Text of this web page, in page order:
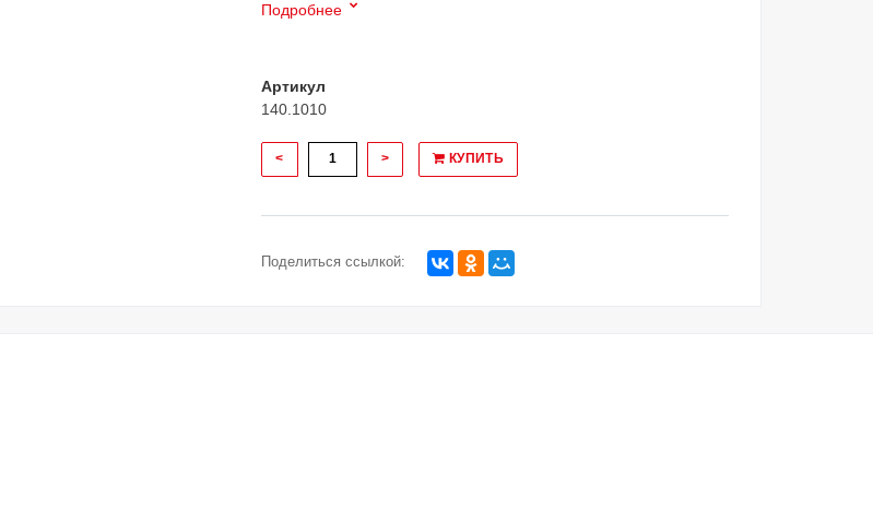
Подробнее
Артикул
140.1010
< > КУПИТЬ
Поделиться ссылкой: